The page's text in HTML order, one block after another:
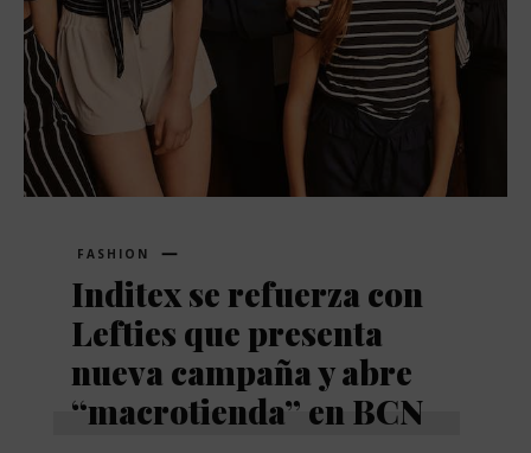
FASHION
Inditex se refuerza con
Lefties que presenta
nueva campaña y abre
“macrotienda” en BCN